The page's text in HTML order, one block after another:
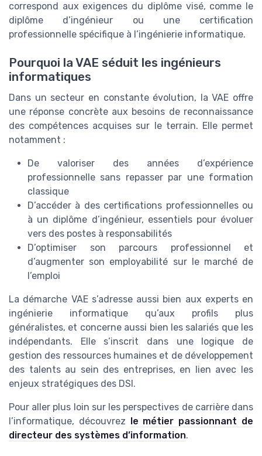
correspond aux exigences du diplôme visé, comme le
diplôme d’ingénieur ou une certification
professionnelle spécifique à l’ingénierie informatique.
Pourquoi la VAE séduit les ingénieurs
informatiques
Dans un secteur en constante évolution, la VAE offre
une réponse concrète aux besoins de reconnaissance
des compétences acquises sur le terrain. Elle permet
notamment :
De valoriser des années d’expérience
professionnelle sans repasser par une formation
classique
D’accéder à des certifications professionnelles ou
à un diplôme d’ingénieur, essentiels pour évoluer
vers des postes à responsabilités
D’optimiser son parcours professionnel et
d’augmenter son employabilité sur le marché de
l’emploi
La démarche VAE s’adresse aussi bien aux experts en
ingénierie informatique qu’aux profils plus
généralistes, et concerne aussi bien les salariés que les
indépendants. Elle s’inscrit dans une logique de
gestion des ressources humaines et de développement
des talents au sein des entreprises, en lien avec les
enjeux stratégiques des DSI.
Pour aller plus loin sur les perspectives de carrière dans
l’informatique, découvrez
le métier passionnant de
directeur des systèmes d’information.